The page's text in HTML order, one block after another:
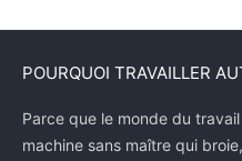
POURQUOI TRAVAILLER
Parce que le monde du
machine sans maître qui